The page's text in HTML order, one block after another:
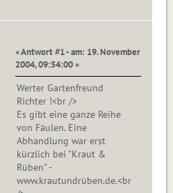
« Antwort #1 - am: 19. November
2004, 09:54:00 »
Werter Gartenfreund
Richter !<br />
Es gibt eine ganze Reihe
von Fäulen. Eine
Abhandlung war erst
kürzlich bei "Kraut &
Rüben" -
www.krautundrüben.de.<br